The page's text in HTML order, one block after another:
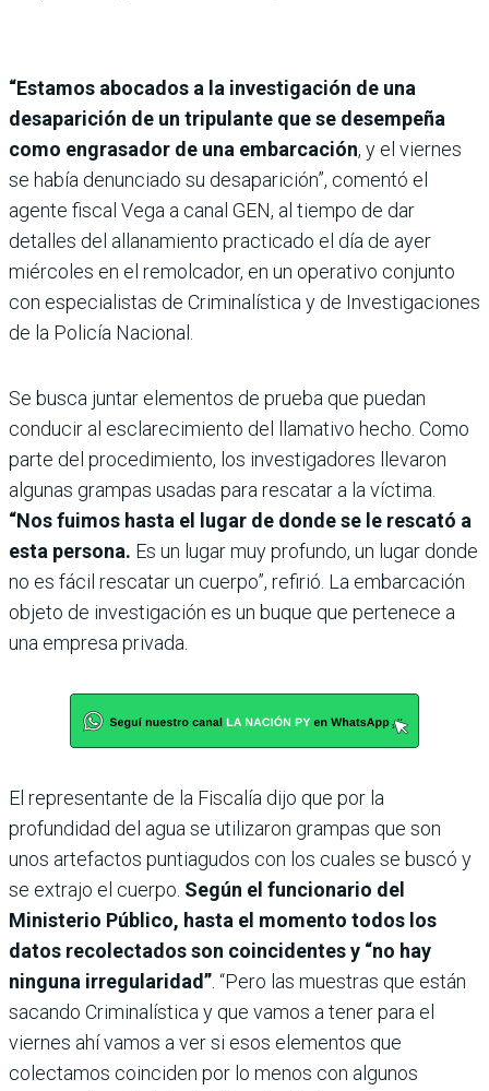
“Estamos abocados a la investigación de una
desaparición de un tripulante que se desempeña
como engrasador de una embarcación, y el viernes
se había denunciado su desaparición”, comentó el
agente fiscal Vega a canal GEN, al tiempo de dar
detalles del allanamiento practicado el día de ayer
miércoles en el remolcador, en un operativo conjunto
con especialistas de Criminalística y de Investigaciones
de la Policía Nacional.
Se busca juntar elementos de prueba que puedan
conducir al esclarecimiento del llamativo hecho. Como
parte del procedimiento, los investigadores llevaron
algunas grampas usadas para rescatar a la víctima.
“Nos fuimos hasta el lugar de donde se le rescató a
esta persona. Es un lugar muy profundo, un lugar donde
no es fácil rescatar un cuerpo”, refirió. La embarcación
objeto de investigación es un buque que pertenece a
una empresa privada.
El representante de la Fiscalía dijo que por la
profundidad del agua se utilizaron grampas que son
unos artefactos puntiagudos con los cuales se buscó y
se extrajo el cuerpo. Según el funcionario del
Ministerio Público, hasta el momento todos los
datos recolectados son coincidentes y “no hay
ninguna irregularidad” . “Pero las muestras que están
sacando Criminalística y que vamos a tener para el
viernes ahí vamos a ver si esos elementos que
colectamos coinciden por lo menos con algunos